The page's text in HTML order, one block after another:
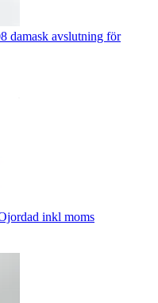
damask avslutning för
inkl moms